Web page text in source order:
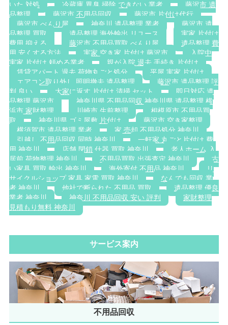
いた 対処
冷蔵庫 異臭 掃除 できない 業者
藤沢市 遺
品整理
藤沢市 不用品回収
藤沢市 片付け代行
藤沢市 べんり屋
神奈川 遺品整理 業者
藤沢市 遺
品整理 買取
遺品整理 海外輸出 リユース
実家 片付け
費用 抑える
藤沢市 不用品買取 べんり屋
遺品整理 費
用 安くする方法
実家 空き家 片付け 藤沢市
入院中
実家 片付け 頼める業者
親が入院 退去 手続き 片付け
賃貸アパート 退去 荷物丸ごと処分
平屋 実家 片付け
エアコン取り外し 照明撤去 遺品整理
藤沢市 遺品整理 評
判 良い
大家に返す 片付け 清掃 セット
即日対応 遺
品整理 藤沢市
神奈川県 不用品回収 神奈川県 遺品整理 横
浜市 家財整理
川崎市 生前整理
相模原市 不用品買
取
神奈川県 ゴミ屋敷 片付け
藤沢市 空き家整理
横須賀市 遺品整理 業者
家 売却 不用品処分 神奈川
引越し 不用品回収 同時 神奈川
一軒家 丸ごと片付け 費
用 神奈川
店舗 閉鎖 什器 買取 神奈川
老人ホーム 入
居前 荷物整理 神奈川
不用品買取 出張査定 神奈川
古
い家具 買取 輸出 神奈川
海外寄付 不用品 神奈川
リ
サイクルショップ 家具 家電 買取 神奈川
なんでも回収 業
者 神奈川
他社で断られた 不用品 買取
遺品整理 優良
業者 神奈川
神奈川 不用品回収 安い 評判
家財整理
見積もり無料 神奈川
サービス案内
不用品回収